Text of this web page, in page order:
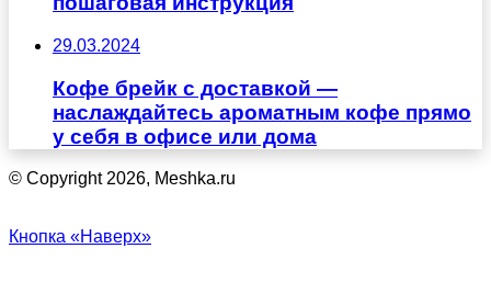
29.03.2024
Кофе брейк с доставкой —
наслаждайтесь ароматным кофе прямо
у себя в офисе или дома
© Copyright 2026, Meshka.ru
Кнопка «Наверх»